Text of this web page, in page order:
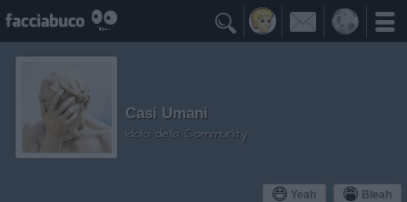

Yeah Bleah
Casi Umani
Idolo della Community